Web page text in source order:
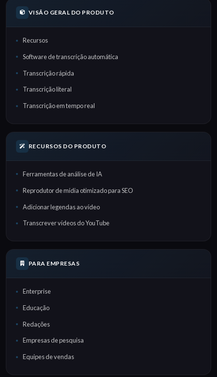
VISÃO GERAL DO PRODUTO
Recursos
Software de transcrição automática
Transcrição rápida
Transcrição literal
Transcrição em tempo real
RECURSOS DO PRODUTO
Ferramentas de análise de IA
Reprodutor de mídia otimizado para SEO
Adicionar legendas ao vídeo
Transcrever vídeos do YouTube
PARA EMPRESAS
Enterprise
Educação
Redações
Empresas de pesquisa
Equipes de vendas